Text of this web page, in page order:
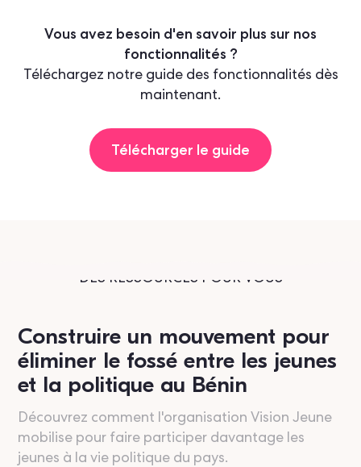
Vous avez besoin d'en savoir plus sur nos
fonctionnalités ?
Téléchargez notre guide des fonctionnalités dès
maintenant.
Télécharger le guide
DES RESSOURCES POUR VOUS
Construire un mouvement pour
éliminer le fossé entre les jeunes
et la politique au Bénin
Découvrez comment l'organisation Vision Jeune
mobilise pour faire participer davantage les
jeunes à la vie politique du pays.